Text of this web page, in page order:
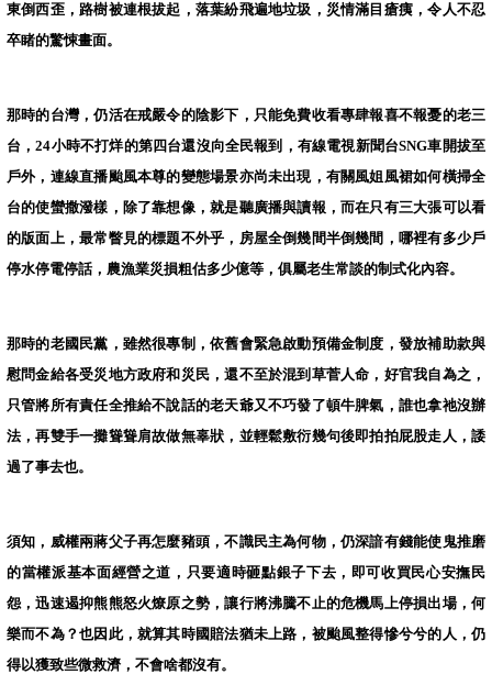
東倒西歪，路樹被連根拔起，落葉紛飛遍地垃圾，災情滿目瘡痍，令人不忍
卒睹的驚悚畫面。
那時的台灣，仍活在戒嚴令的陰影下，只能免費收看專肆報喜不報憂的老三
台，24小時不打烊的第四台還沒向全民報到，有線電視新聞台SNG車開拔至
戶外，連線直播颱風本尊的變態場景亦尚未出現，有關風姐風裙如何橫掃全
台的使蠻撒潑樣，除了靠想像，就是聽廣播與讀報，而在只有三大張可以看
的版面上，最常瞥見的標題不外乎，房屋全倒幾間半倒幾間，哪裡有多少戶
停水停電停話，農漁業災損粗估多少億等，俱屬老生常談的制式化內容。
那時的老國民黨，雖然很專制，依舊會緊急啟動預備金制度，發放補助款與
慰問金給各受災地方政府和災民，還不至於混到草菅人命，好官我自為之，
只管將所有責任全推給不說話的老天爺又不巧發了頓牛脾氣，誰也拿祂沒辦
法，再雙手一攤聳聳肩故做無辜狀，並輕鬆敷衍幾句後即拍拍屁股走人，諉
過了事去也。
須知，威權兩蔣父子再怎麼豬頭，不識民主為何物，仍深諳有錢能使鬼推磨
的當權派基本面經營之道，只要適時砸點銀子下去，即可收買民心安撫民
怨，迅速遏抑熊熊怒火燎原之勢，讓行將沸騰不止的危機馬上停損出場，何
樂而不為？也因此，就算其時國賠法猶未上路，被颱風整得慘兮兮的人，仍
得以獲致些微救濟，不會啥都沒有。